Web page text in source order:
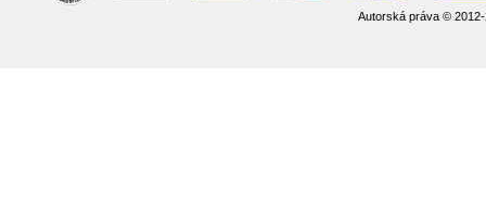
Autorská práva ©